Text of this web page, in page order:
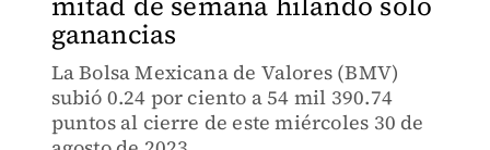
ganancias
La Bolsa Mexicana de Valores (BMV)
subió 0.24 por ciento a 54 mil 390.74
puntos al cierre de este miércoles 30 de